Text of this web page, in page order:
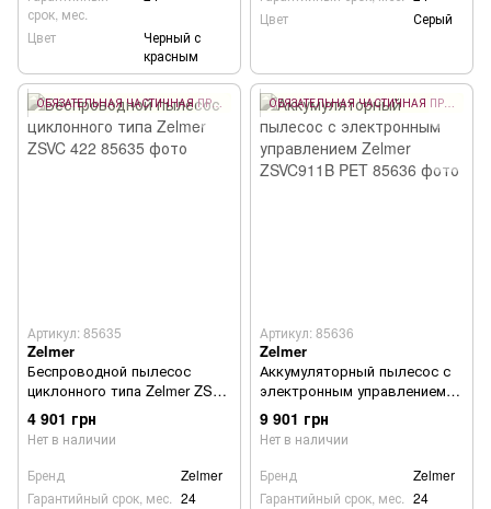
срок, мес.
Цвет
Черный с
красным
Цвет
Серый
ОБЯЗАТЕЛЬНАЯ ЧАСТИЧНАЯ ПРЕДОПЛАТА 10%
Артикул: 85635
Zelmer
Беспроводной пылесос
циклонного типа Zelmer ZSVC
422
4 901 грн
Нет в наличии
Бренд
Zelmer
Гарантийный срок, мес.
24
ОБЯЗАТЕЛЬНАЯ ЧАСТИЧНАЯ ПРЕДОПЛАТА 10%
Артикул: 85636
Zelmer
Аккумуляторный пылесос с
электронным управлением
Zelmer ZSVC911B PET
9 901 грн
Нет в наличии
Бренд
Zelmer
Гарантийный срок, мес.
24